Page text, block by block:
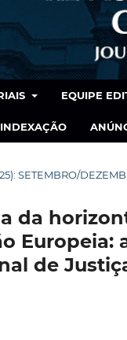
EQUIPE
INDEXAÇÃO
SETEMBRO/
da
Europeia:
de